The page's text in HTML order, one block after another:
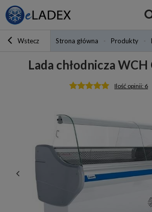
Wstecz Strona główna Produkty
Lada chłodnicza WCH
Ilość opinii: 6